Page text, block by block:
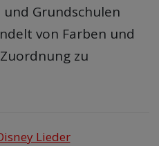
Grundschulen
von Farben und
zu
Lieder